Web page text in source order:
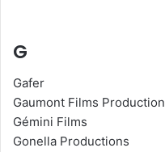
G
Gafer
Gaumont Films Production
Gémini Films
Gonella Productions